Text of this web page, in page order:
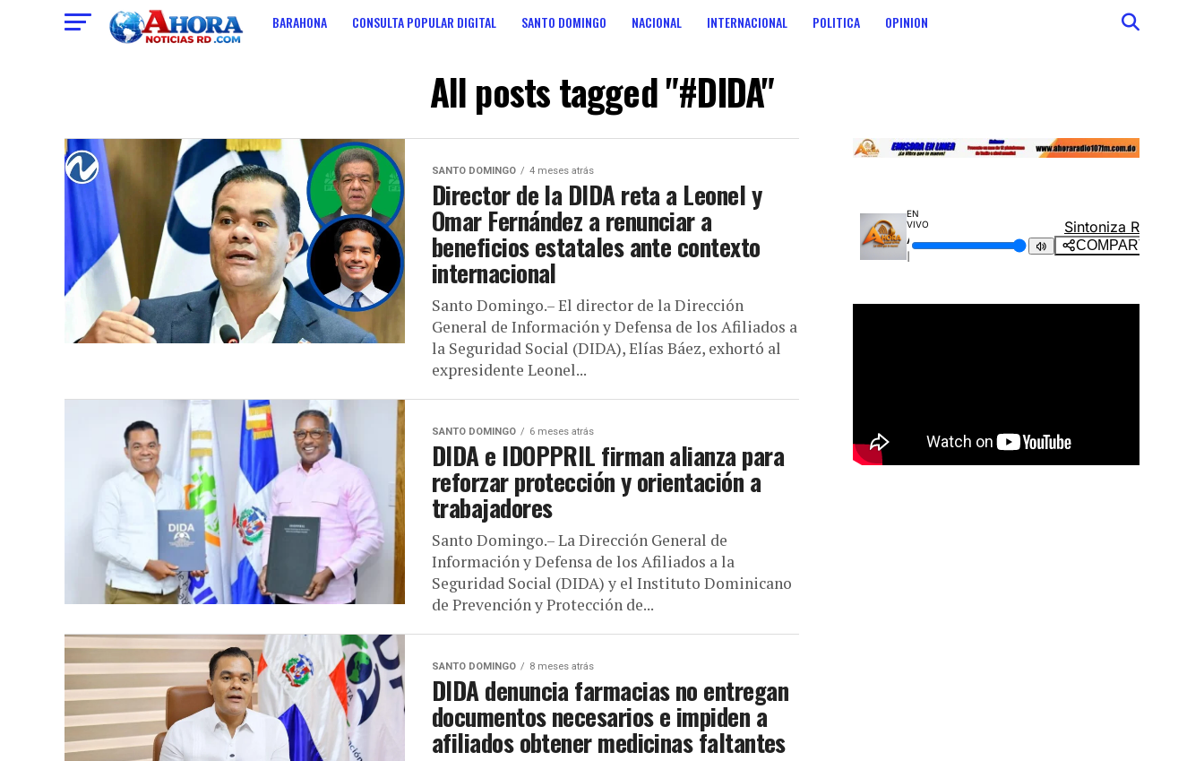
BARAHONA CONSULTA POPULAR DIGITAL SANTO DOMINGO NACIONAL INTERNACIONAL POLITICA OPINION
All posts tagged "#DIDA"
SANTO DOMINGO 4 meses atrás
Director de la DIDA reta a Leonel y
Omar Fernández a renunciar a
beneficios estatales ante contexto
internacional
Santo Domingo.– El director de la Dirección
General de Información y Defensa de los Afiliados a
la Seguridad Social (DIDA), Elías Báez, exhortó al
expresidente Leonel...
SANTO DOMINGO 6 meses atrás
DIDA e IDOPPRIL firman alianza para
reforzar protección y orientación a
trabajadores
Santo Domingo.– La Dirección General de
Información y Defensa de los Afiliados a la
Seguridad Social (DIDA) y el Instituto Dominicano
de Prevención y Protección de...
SANTO DOMINGO 8 meses atrás
DIDA denuncia farmacias no entregan
documentos necesarios e impiden a
afiliados obtener medicinas faltantes